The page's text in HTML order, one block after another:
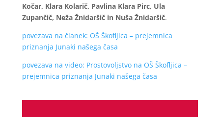
Kočar, Klara Kolarič, Pavlina Klara Pirc, Ula
Zupančič, Neža Žnidaršič in Nuša Žnidaršič.
povezava na članek: OŠ Škofljica – prejemnica
priznanja Junaki našega časa
povezava na video: Prostovoljstvo na OŠ Škofljica –
prejemnica priznanja Junaki našega časa